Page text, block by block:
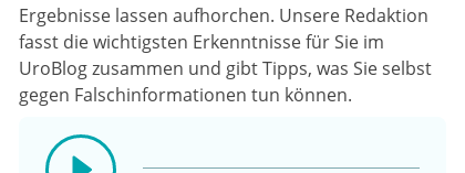
Ergebnisse lassen aufhorchen. Unsere Redaktion
fasst die wichtigsten Erkenntnisse für Sie im
UroBlog zusammen und gibt Tipps, was Sie selbst
gegen Falschinformationen tun können.